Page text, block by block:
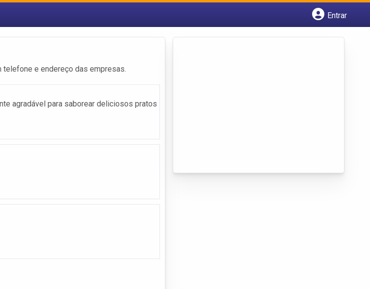
Entrar
telefone e endereço das empresas.
agradável para saborear deliciosos pratos